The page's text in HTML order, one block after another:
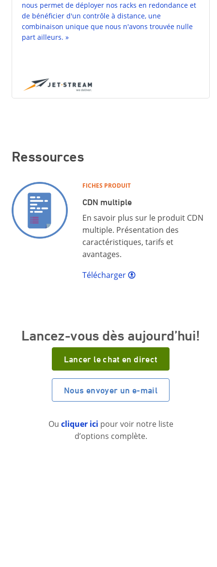
nous permet de déployer nos racks en redondance et
de bénéficier d'un contrôle à distance, une
combinaison unique que nous n'avons trouvée nulle
part ailleurs. »
Ressources
FICHES PRODUIT
CDN multiple
En savoir plus sur le produit CDN
multiple. Présentation des
caractéristiques, tarifs et
avantages.
Télécharger
Lancez-vous dès aujourd’hui!
Lancer le chat en direct
Nous envoyer un e-mail
Ou cliquer ici pour voir notre liste
d’options complète.